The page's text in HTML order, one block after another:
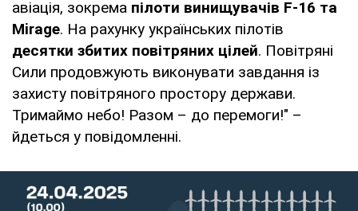
авіація, зокрема пілоти винищувачів F-16 та
Mirage. На рахунку українських пілотів
десятки збитих повітряних цілей. Повітряні
Сили продовжують виконувати завдання із
захисту повітряного простору держави.
Тримаймо небо! Разом – до перемоги!" –
йдеться у повідомленні.